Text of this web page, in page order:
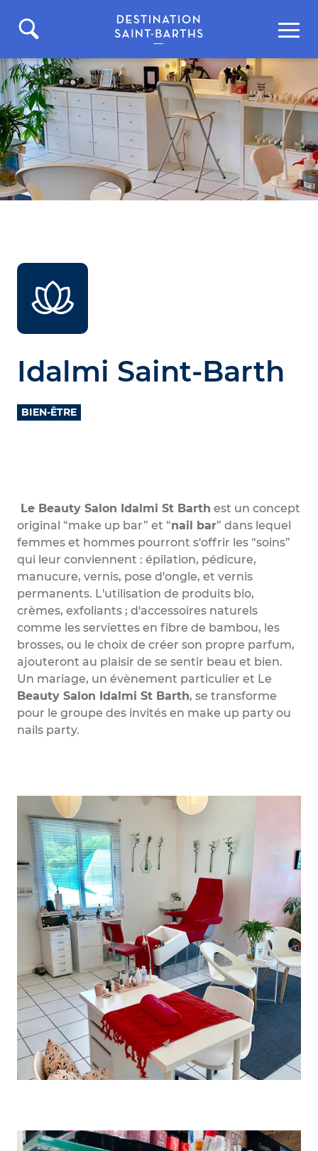
Idalmi Saint-Barth
BIEN-ÊTRE
Le Beauty Salon Idalmi St Barth est un concept
original “make up bar” et “nail bar” dans lequel
femmes et hommes pourront s'offrir les “soins”
qui leur conviennent : épilation, pédicure,
manucure, vernis, pose d'ongle, et vernis
permanents. L'utilisation de produits bio,
crèmes, exfoliants ; d'accessoires naturels
comme les serviettes en fibre de bambou, les
brosses, ou le choix de créer son propre parfum,
ajouteront au plaisir de se sentir beau et bien.
Un mariage, un évènement particulier et Le
Beauty Salon Idalmi St Barth, se transforme
pour le groupe des invités en make up party ou
nails party.